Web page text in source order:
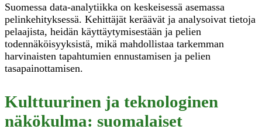
Suomessa data-analytiikka on keskeisessä asemassa
pelinkehityksessä. Kehittäjät keräävät ja analysoivat tietoja
pelaajista, heidän käyttäytymisestään ja pelien
todennäköisyyksistä, mikä mahdollistaa tarkemman
harvinaisten tapahtumien ennustamisen ja pelien
tasapainottamisen.
Kulttuurinen ja teknologinen
näkökulma: suomalaiset